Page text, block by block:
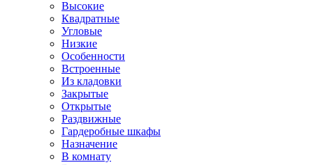
Высокие
Квадратные
Угловые
Низкие
Особенности
Встроенные
Из кладовки
Закрытые
Открытые
Раздвижные
Гардеробные шкафы
Назначение
В комнату